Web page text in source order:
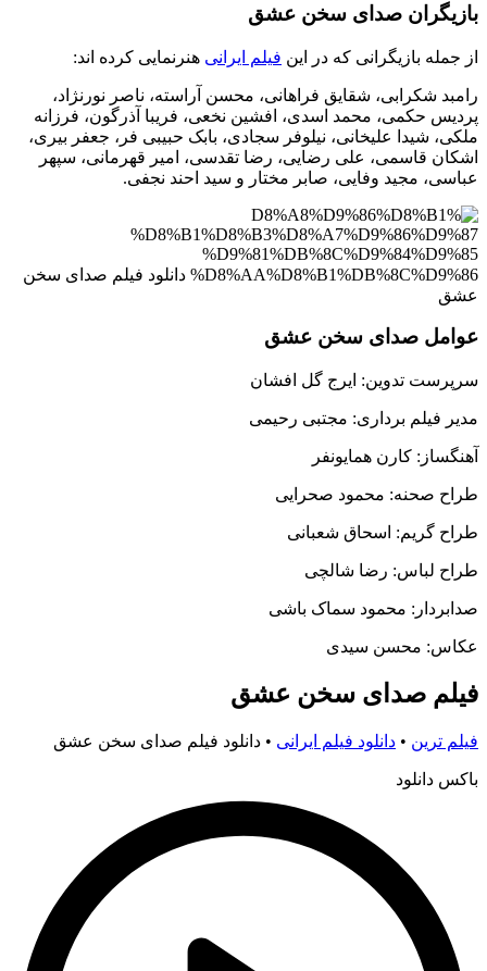
بازیگران صدای سخن عشق
از جمله بازیگرانی که در این فیلم ایرانی هنرنمایی کرده اند:
رامبد شکرابی، شقایق فراهانی، محسن آراسته، ناصر نورنژاد،
پردیس حکمی، محمد اسدی، افشین نخعی، فریبا آذرگون، فرزانه
ملکی، شیدا علیخانی، نیلوفر سجادی، بابک حبیبی فر، جعفر بیری،
اشکان قاسمی، علی رضایی، رضا تقدسی، امیر قهرمانی، سپهر
عباسی، مجید وفایی، صابر مختار و سید احند نجفی.
عوامل صدای سخن عشق
سرپرست تدوین: ایرج گل افشان
مدیر فیلم برداری: مجتبی رحیمی
آهنگساز: کارن همایونفر
طراح صحنه: محمود صحرایی
طراح گریم: اسحاق شعبانی
طراح لباس: رضا شالچی
صدابردار: محمود سماک باشی
عکاس: محسن سیدی
فیلم صدای سخن عشق
فیلم ترین • دانلود فیلم ایرانی • دانلود فیلم صدای سخن عشق
باکس دانلود